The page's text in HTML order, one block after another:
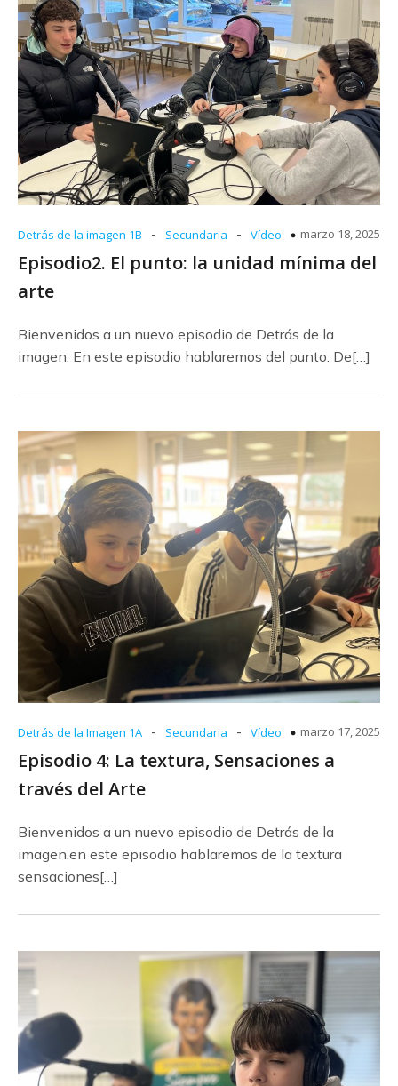
Detrás de la imagen 1B - Secundaria - Vídeo marzo 18, 2025
Episodio2. El punto: la unidad mínima del
arte
Bienvenidos a un nuevo episodio de Detrás de la
imagen. En este episodio hablaremos del punto. De[…]
Detrás de la Imagen 1A - Secundaria - Vídeo marzo 17, 2025
Episodio 4: La textura, Sensaciones a
través del Arte
Bienvenidos a un nuevo episodio de Detrás de la
imagen.en este episodio hablaremos de la textura
sensaciones[…]